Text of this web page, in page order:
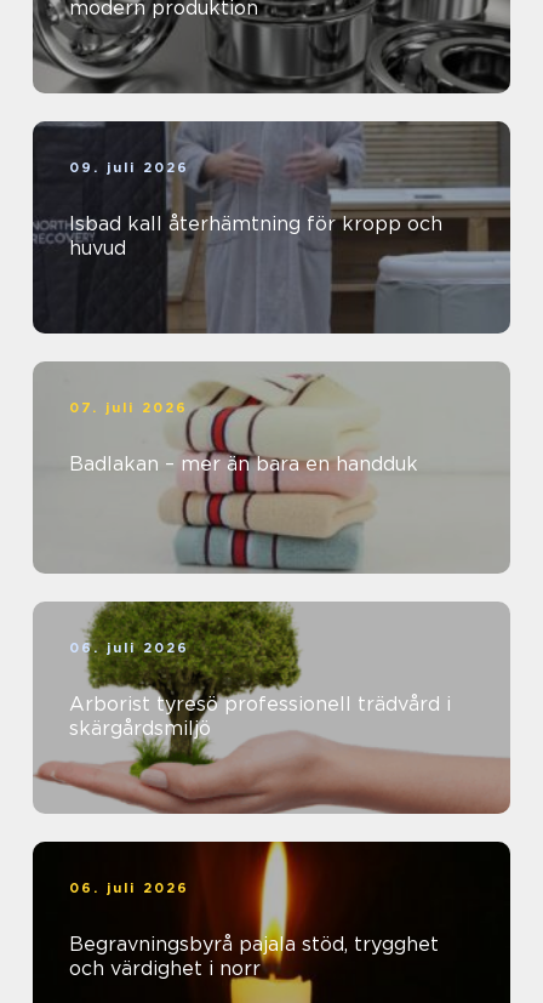
modern produktion
09. juli 2026
Isbad kall återhämtning för kropp och
huvud
07. juli 2026
Badlakan – mer än bara en handduk
06. juli 2026
Arborist tyresö professionell trädvård i
skärgårdsmiljö
06. juli 2026
Begravningsbyrå pajala stöd, trygghet
och värdighet i norr